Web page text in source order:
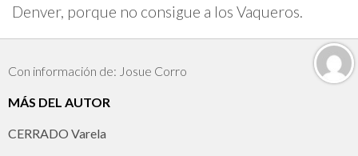
Denver, porque no consigue a los Vaqueros.
Con información de: Josue Corro
MÁS DEL AUTOR
CERRADO Varela